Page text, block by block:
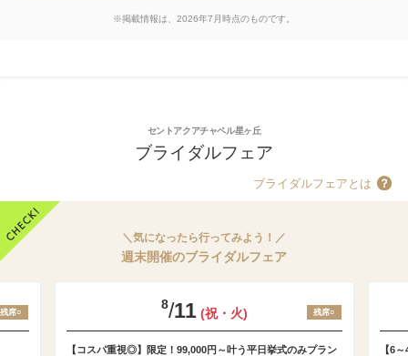
※掲載情報は、2026年7月時点のものです。
セントアクアチャペル星ヶ丘
ブライダルフェア
ブライダルフェアとは
＼気になったら行ってみよう！／
週末開催のブライダルフェア
残席○
8/11 (祝・火) 残席○
【コスパ重視◎】限定！99,000円～叶う平日挙式のみプラン 【6